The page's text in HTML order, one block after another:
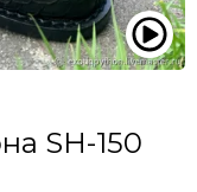
SH-150